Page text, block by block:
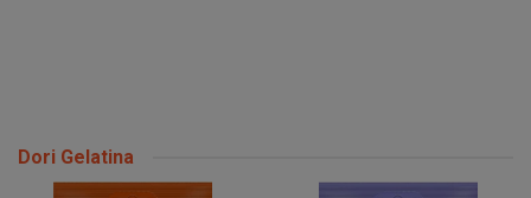
Dori Gelatina